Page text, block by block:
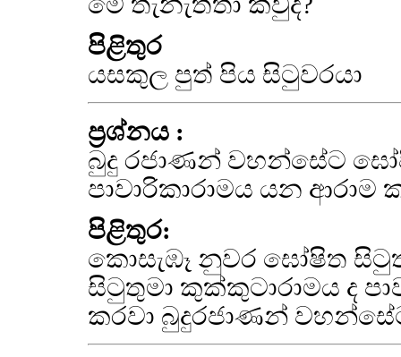
පිළිතුර
යසකුල පුත් පිය සිටුවරයා
ප්‍රශ්නය :
බුදු රජාණන් වහන්සේට
පාවාරිකාරාමය යන ආරාම
පිළිතුර:
කොසැඹෑ නුවර ඝෝෂිත
සිටුතුමා කුක්කුටාරාමය ද
කරවා බුදුරජාණන්